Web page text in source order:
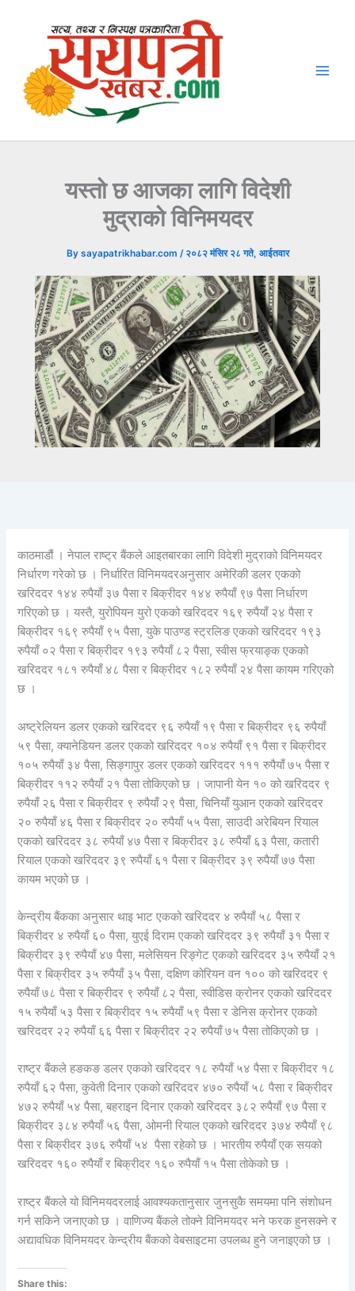
यस्तो छ आजका लागि विदेशी
मुद्राको विनिमयदर
By sayapatrikhabar.com / २०८२ मंसिर २८ गते, आईतवार
काठमाडौं । नेपाल राष्ट्र बैंकले आइतबारका लागि विदेशी मुद्राको विनिमयदर
निर्धारण गरेको छ । निर्धारित विनिमयदरअनुसार अमेरिकी डलर एकको
खरिददर १४४ रुपैयाँ ३७ पैसा र बिक्रीदर १४४ रुपैयाँ ९७ पैसा निर्धारण
गरिएको छ । यस्तै, युरोपियन युरो एकको खरिददर १६९ रुपैयाँ २४ पैसा र
बिक्रीदर १६९ रुपैयाँ ९५ पैसा, युके पाउण्ड स्ट्रलिङ एकको खरिददर १९३
रुपैयाँ ०२ पैसा र बिक्रीदर १९३ रुपैयाँ ८२ पैसा, स्वीस फ्रयाङ्क एकको
खरिददर १८१ रुपैयाँ ४८ पैसा र बिक्रीदर १८२ रुपैयाँ २४ पैसा कायम गरिएको
छ ।
अष्ट्रेलियन डलर एकको खरिददर ९६ रुपैयाँ १९ पैसा र बिक्रीदर ९६ रुपैयाँ
५९ पैसा, क्यानेडियन डलर एकको खरिददर १०४ रुपैयाँ ९१ पैसा र बिक्रीदर
१०५ रुपैयाँ ३४ पैसा, सिङ्गापुर डलर एकको खरिददर १११ रुपैयाँ ७५ पैसा र
बिक्रीदर ११२ रुपैयाँ २१ पैसा तोकिएको छ । जापानी येन १० को खरिददर ९
रुपैयाँ २६ पैसा र बिक्रीदर ९ रुपैयाँ २९ पैसा, चिनियाँ युआन एकको खरिददर
२० रुपैयाँ ४६ पैसा र बिक्रीदर २० रुपैयाँ ५५ पैसा, साउदी अरेबियन रियाल
एकको खरिददर ३८ रुपैयाँ ४७ पैसा र बिक्रीदर ३८ रुपैयाँ ६३ पैसा, कतारी
रियाल एकको खरिददर ३९ रुपैयाँ ६१ पैसा र बिक्रीदर ३९ रुपैयाँ ७७ पैसा
कायम भएको छ ।
केन्द्रीय बैंकका अनुसार थाइ भाट एकको खरिददर ४ रुपैयाँ ५८ पैसा र
बिक्रीदर ४ रुपैयाँ ६० पैसा, युएई दिराम एकको खरिददर ३९ रुपैयाँ ३१ पैसा र
बिक्रीदर ३९ रुपैयाँ ४७ पैसा, मलेसियन रिङ्गेट एकको खरिददर ३५ रुपैयाँ २१
पैसा र बिक्रीदर ३५ रुपैयाँ ३५ पैसा, दक्षिण कोरियन वन १०० को खरिददर ९
रुपैयाँ ७८ पैसा र बिक्रीदर ९ रुपैयाँ ८२ पैसा, स्वीडिस क्रोनर एकको खरिददर
१५ रुपैयाँ ५३ पैसा र बिक्रीदर १५ रुपैयाँ ५९ पैसा र डेनिस क्रोनर एकको
खरिददर २२ रुपैयाँ ६६ पैसा र बिक्रीदर २२ रुपैयाँ ७५ पैसा तोकिएको छ ।
राष्ट्र बैंकले हङकङ डलर एकको खरिददर १८ रुपैयाँ ५४ पैसा र बिक्रीदर १८
रुपैयाँ ६२ पैसा, कुवेती दिनार एकको खरिददर ४७० रुपैयाँ ५८ पैसा र बिक्रीदर
४७२ रुपैयाँ ५४ पैसा, बहराइन दिनार एकको खरिददर ३८२ रुपैयाँ ९७ पैसा र
बिक्रीदर ३८४ रुपैयाँ ५६ पैसा, ओमनी रियाल एकको खरिददर ३७४ रुपैयाँ ९८
पैसा र बिक्रीदर ३७६ रुपैयाँ ५४ पैसा रहेको छ । भारतीय रुपैयाँ एक सयको
खरिददर १६० रुपैयाँ र बिक्रीदर १६० रुपैयाँ १५ पैसा तोकेको छ ।
राष्ट्र बैंकले यो विनिमयदरलाई आवश्यकतानुसार जुनसुकै समयमा पनि संशोधन
गर्न सकिने जनाएको छ । वाणिज्य बैंकले तोक्ने विनिमयदर भने फरक हुनसक्ने र
अद्यावधिक विनिमयदर केन्द्रीय बैंकको वेबसाइटमा उपलब्ध हुने जनाइएको छ ।
Share this: